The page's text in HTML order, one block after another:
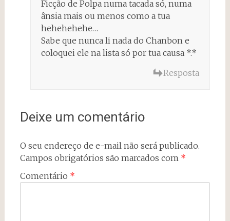
Ficção de Polpa numa tacada só, numa
ânsia mais ou menos como a tua
hehehehehe…
Sabe que nunca li nada do Chanbon e
coloquei ele na lista só por tua causa *.*
Resposta
Deixe um comentário
O seu endereço de e-mail não será publicado.
Campos obrigatórios são marcados com *
Comentário *